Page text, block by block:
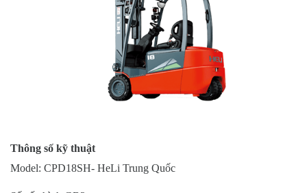
Thông số kỹ thuật
Model: CPD18SH- HeLi Trung Quốc